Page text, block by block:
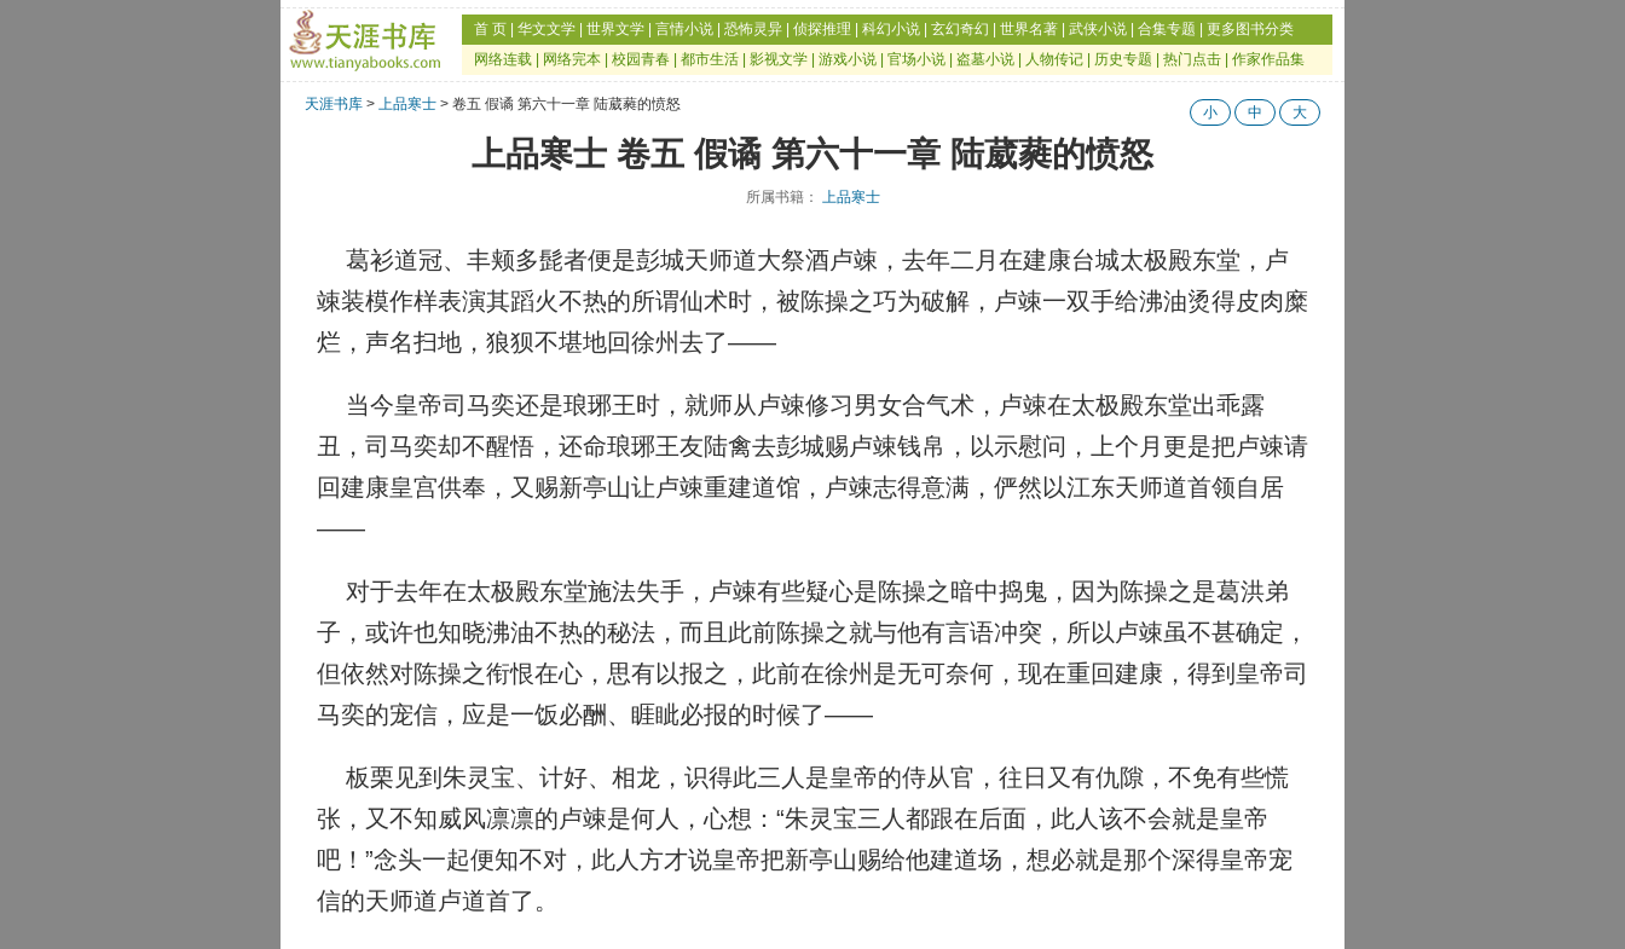
首 页 华文文学 世界文学 言情小说 恐怖灵异 侦探推理 科幻小说 玄幻奇幻 世界名著 武侠小说 合集专题
更多图书分类
网络连载
网络完本 校园青春 都市生活 影视文学 游戏小说 官场小说 盗墓小说 人物传记 历史专题 热门点击 作家作品集
天涯书库 > 上品寒士 > 卷五 假谲 第六十一章 陆葳蕤的愤怒 小 中 大
上品寒士 卷五 假谲 第六十一章 陆葳蕤的愤怒
所属书籍： 上品寒士
葛衫道冠、丰颊多髭者便是彭城天师道大祭酒卢竦，去年二月在建康台城太极殿东堂，卢
竦装模作样表演其蹈火不热的所谓仙术时，被陈操之巧为破解，卢竦一双手给沸油烫得皮肉糜
烂，声名扫地，狼狈不堪地回徐州去了——
当今皇帝司马奕还是琅琊王时，就师从卢竦修习男女合气术，卢竦在太极殿东堂出乖露
丑，司马奕却不醒悟，还命琅琊王友陆禽去彭城赐卢竦钱帛，以示慰问，上个月更是把卢竦请
回建康皇宫供奉，又赐新亭山让卢竦重建道馆，卢竦志得意满，俨然以江东天师道首领自居
——
对于去年在太极殿东堂施法失手，卢竦有些疑心是陈操之暗中捣鬼，因为陈操之是葛洪弟
子，或许也知晓沸油不热的秘法，而且此前陈操之就与他有言语冲突，所以卢竦虽不甚确定，
但依然对陈操之衔恨在心，思有以报之，此前在徐州是无可奈何，现在重回建康，得到皇帝司
马奕的宠信，应是一饭必酬、睚眦必报的时候了——
板栗见到朱灵宝、计好、相龙，识得此三人是皇帝的侍从官，往日又有仇隙，不免有些慌
张，又不知威风凛凛的卢竦是何人，心想：“朱灵宝三人都跟在后面，此人该不会就是皇帝
吧！”念头一起便知不对，此人方才说皇帝把新亭山赐给他建道场，想必就是那个深得皇帝宠
信的天师道卢道首了。